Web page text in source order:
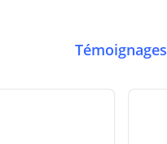
Témoignages